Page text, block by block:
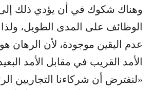
وهناك شكوك في أن يؤدي ذلك
الوظائف على المدى الطويل،
عدم اليقين موجودة، لأن الرهان
الأمد القريب في مقابل الأمد
«لنفترض أن شركاءنا التجاريين